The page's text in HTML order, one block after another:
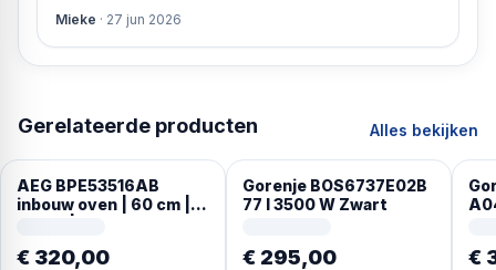
Mieke · 27 jun 2026
Gerelateerde producten Alles bekijken
AEG BPE53516AB
inbouw oven | 60 cm |
€ 320,00
Gorenje BOS6737E02B
77 l 3500 W Zwart
€ 295,00 €